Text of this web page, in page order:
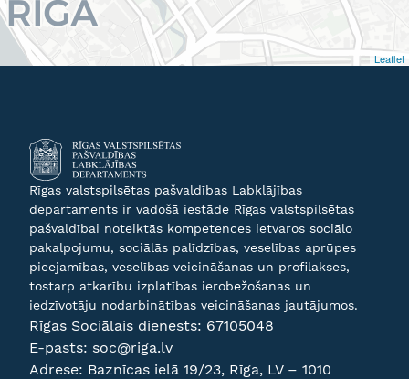
Leaflet
Rīgas valstspilsētas pašvaldības Labklājības
departaments ir vadošā iestāde Rīgas valstspilsētas
pašvaldībai noteiktās kompetences ietvaros sociālo
pakalpojumu, sociālās palīdzības, veselības aprūpes
pieejamības, veselības veicināšanas un profilakses,
tostarp atkarību izplatības ierobežošanas un
iedzīvotāju nodarbinātības veicināšanas jautājumos.
Rīgas Sociālais dienests: 67105048
E-pasts: soc@riga.lv
Adrese: Baznīcas ielā 19/23, Rīga, LV – 1010